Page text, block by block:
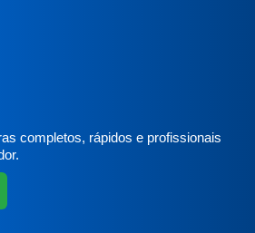
completos, rápidos e profissionais